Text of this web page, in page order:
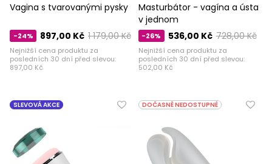
Vagina s tvarovanými pysky
-24% 1 179,00 Kč
897,00 Kč
Nejnižší cena produktu za
posledních 30 dní před slevou:
897,00 Kč
Masturbátor - vagína a ústa
v jednom
-26% 728,00 Kč
536,00 Kč
Nejnižší cena produktu za
posledních 30 dní před slevou:
502,00 Kč
SLEVOVÁ AKCE DOČASNĚ NEDOSTUPNÉ